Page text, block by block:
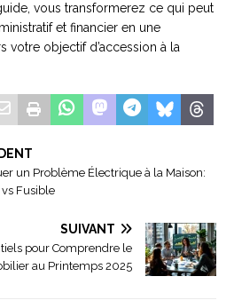
vous transformerez ce qui peut
et financier en une
votre objectif d’accession à la
un Problème Électrique à la Maison:
Fusible
SUIVANT
pour Comprendre le
au Printemps 2025